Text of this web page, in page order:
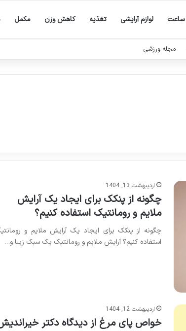
ساعت لوازم آرایشی تغذیه کاهش وزن مکمل
مجله ورزشی
اردیبهشت 13, 1404
چگونه از پنکک برای ایجاد یک آرایش
ملایم و رومانتیک استفاده کنیم؟
چگونه از پنکک برای ایجاد یک آرایش ملایم و
استفاده کنیم؟ آرایش ملایم و رومانتیک یک سبک زیبا و…
اردیبهشت 12, 1404
خواص پای مرغ از دیدگاه دکتر